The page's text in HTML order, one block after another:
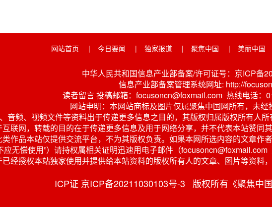
网站首页 | 今日要闻 | 独家报道 | 聚焦中国 | 美丽中国
中华人民共和国信息产业部备案/许可证号：京ICP备
信息产业部备案管理系统网址: http://
读者留言 投稿邮箱：focusoncn@foxmail.com 热线电话：
网站申明：本网站商标及图片仅属聚焦中国网所有，未
音频、视频文件等资料出于传递更多信息之目的，其版权归属版权所有人
联网，转载的目的在于传递更多信息及用于网络分享，并不代表本站赞
作品本站仅提供交流平台，不为其版权负责。如果本网所选内容的文章作
应无偿使用”）请持权属相关证明迅速用电子邮件（
经授权本站独家使用并提供给本站资料的版权所有人的文章、图片等资料
ICP证 京ICP备20211030103号-3 版权所有《聚焦中